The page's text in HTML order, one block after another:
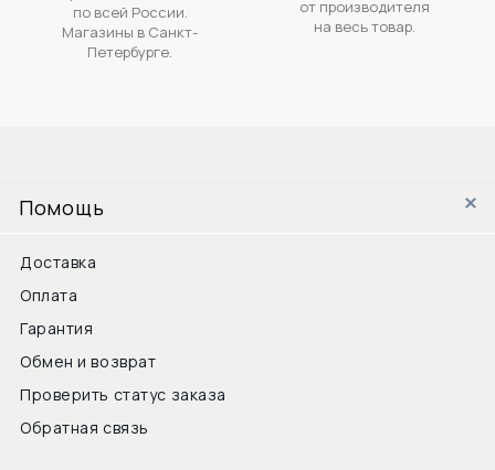
по всей России.
Магазины в Санкт-
Петербурге.
от производителя
на весь товар.
Помощь
Доставка
Оплата
Гарантия
Обмен и возврат
Проверить статус заказа
Обратная связь